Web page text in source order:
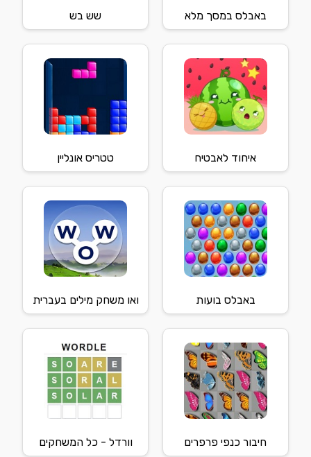
באבלס במסך מלא שש בש
איחוד לאבטיח טטריס אונליין
באבלס בועות ואו משחק מילים בעברית
חיבור כנפי פרפרים וורדל - כל המשחקים